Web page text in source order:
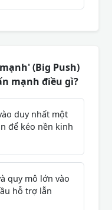
(Big Push)
mạnh điều gì?
duy nhất một
để kéo nền kinh
quy mô lớn vào
hỗ trợ lẫn